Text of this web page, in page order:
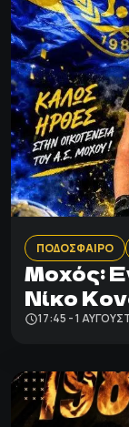
ΠΟΔΟΣΦΑΙΡΟ
Μοχός:
Νίκο
17:45 - 1